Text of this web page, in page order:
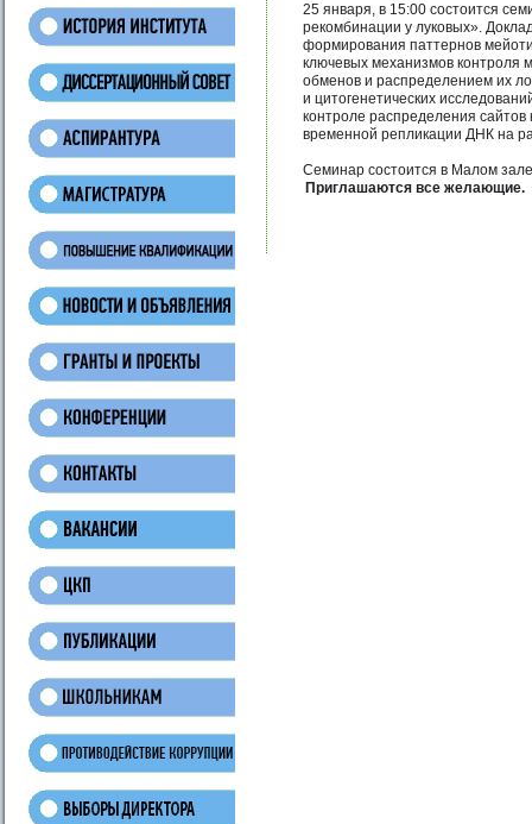
25 января, в 15:00 состоится
рекомбинации у луковых».
формирования паттернов
ключевых механизмов контроля
обменов и распределением их
и цитогенетических
контроле распределения сайтов
временной репликации ДНК на
Семинар состоится в Малом
Приглашаются все желающие.